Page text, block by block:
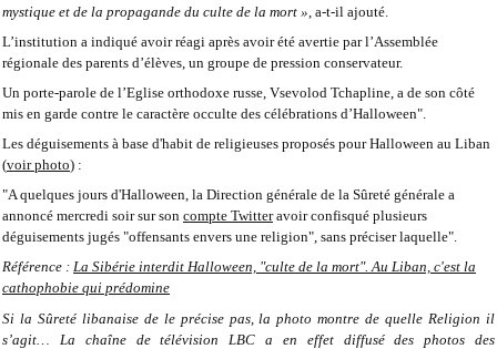
mystique et de la propagande du culte de la mort » , a-t-il ajouté.
L’institution a indiqué avoir réagi après avoir été avertie par l’Assemblée
régionale des parents d’élèves, un groupe de pression conservateur.
Un porte-parole de l’Eglise orthodoxe russe, Vsevolod Tchapline, a de son côté
mis en garde contre le caractère occulte des célébrations d’Halloween".
Les déguisements à base d'habit de religieuses proposés pour Halloween au Liban
(voir photo) :
"A quelques jours d'Halloween, la Direction générale de la Sûreté générale a
annoncé mercredi soir sur son compte Twitteravoir confisqué plusieurs
déguisements jugés "offensants envers une religion", sans préciser laquelle".
Référence : La Sibérie interdit Halloween, "culte de la mort". Au Liban, c'est la
cathophobie qui prédomine
Si la Sûreté libanaise de le précise pas, la photo montre de quelle Religion il
s’agit… La chaîne de télévision LBC a en effet diffusé des photos des